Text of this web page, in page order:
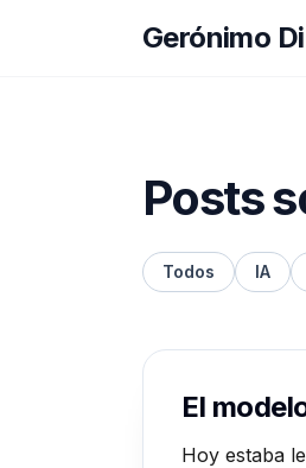
Gerónimo
Posts
Todos IA
El
Hoy estaba